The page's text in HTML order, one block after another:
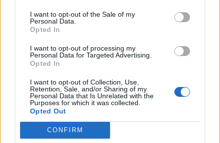
I want to opt-out of the Sale of my
Personal Data.
Opted In
I want to opt-out of processing my
Personal Data for Targeted Advertising.
Opted In
I want to opt-out of Collection, Use,
Retention, Sale, and/or Sharing of my
Personal Data that Is Unrelated with the
Purposes for which it was collected.
Opted Out
CONFIRM
2026. augusztus 06., csütörtök
Lakossági fórum az Állomás
negyedben: panaszok és igények a
tó körül